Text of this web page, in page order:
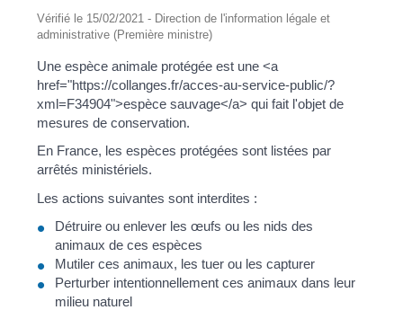
Vérifié le 15/02/2021 - Direction de l'information légale et
administrative (Première ministre)
Une espèce animale protégée est une <a
href="https://collanges.fr/acces-au-service-public/?
xml=F34904">espèce sauvage</a> qui fait l'objet de
mesures de conservation.
En France, les espèces protégées sont listées par
arrêtés ministériels.
Les actions suivantes sont interdites :
Détruire ou enlever les œufs ou les nids des
animaux de ces espèces
Mutiler ces animaux, les tuer ou les capturer
Perturber intentionnellement ces animaux dans leur
milieu naturel